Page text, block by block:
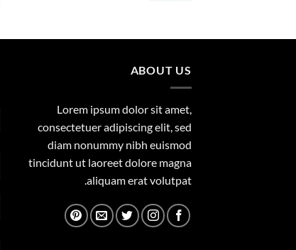
ABOUT US
Lorem ipsum dolor sit amet,
consectetuer adipiscing elit, sed
diam nonummy nibh euismod
tincidunt ut laoreet dolore magna
aliquam erat volutpat.